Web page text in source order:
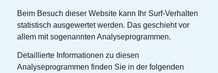
Beim Besuch dieser Website kann Ihr Surf-Verhalten
statistisch ausgewertet werden. Das geschieht vor
allem mit sogenannten Analyseprogrammen.
Detaillierte Informationen zu diesen
Analyseprogrammen finden Sie in der folgenden